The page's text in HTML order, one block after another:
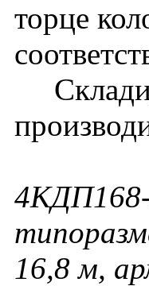
торце
16,8 м,